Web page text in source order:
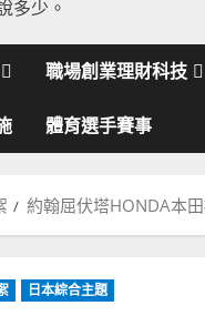
多少。
職場創業理財科技
體育選手賽事
約翰屈伏塔HONDA本
日本綜合主題